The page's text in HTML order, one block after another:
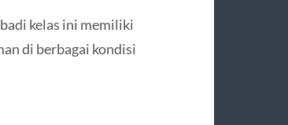
kelas ini memiliki
di berbagai kondisi